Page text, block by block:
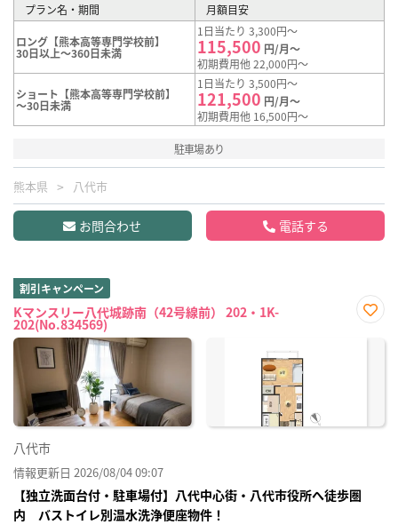
プラン名・期間 月額目安
ロング【熊本高等専門学校前】
30日以上～360日未満
1日当たり 3,300円～
115,500 円/月～
初期費用他 22,000円～
ショート【熊本高等専門学校前】
～30日未満
1日当たり 3,500円～
121,500 円/月～
初期費用他 16,500円～
駐車場あり
熊本県 八代市
お問合わせ 電話する
割引キャンペーン
Kマンスリー八代城跡南（42号線前） 202・1K-
202(No.834569)
に入
八代市
情報更新日 2026/08/04 09:07
【独立洗面台付・駐車場付】八代中心街・八代市役所へ徒歩圏
内 バストイレ別温水洗浄便座物件！